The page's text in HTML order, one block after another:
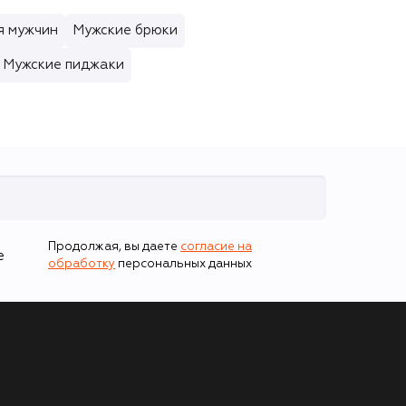
мужчин Мужские брюки
Мужские пиджаки
Продолжая, вы даете согласие на
обработку персональных данных